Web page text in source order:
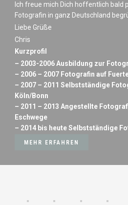
Ich freue mich Dich hoffentlich bald
Fotografin in ganz Deutschland
Liebe Grüße
Chris
Kurzprofil
– 2003-2006 Ausbildung zur
– 2006 – 2007 Fotografin auf
– 2007 – 2011 Selbstständige
Köln/Bonn
– 2011 – 2013 Angestellte
Eschwege
– 2014 bis heute Selbstständige
MEHR ERFAHREN